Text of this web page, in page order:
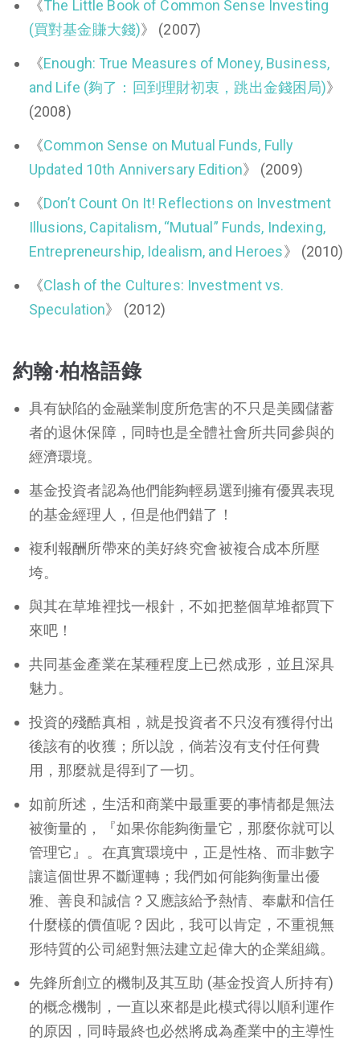
《The Little Book of Common Sense Investing
(買對基金賺大錢)》 (2007)
《Enough: True Measures of Money, Business,
and Life (夠了：回到理財初衷，跳出金錢困局)》
(2008)
《Common Sense on Mutual Funds, Fully
Updated 10th Anniversary Edition》 (2009)
《Don’t Count On It! Reflections on Investment
Illusions, Capitalism, “Mutual” Funds, Indexing,
Entrepreneurship, Idealism, and Heroes》 (2010)
《Clash of the Cultures: Investment vs.
Speculation》 (2012)
約翰·柏格語錄
具有缺陷的金融業制度所危害的不只是美國儲蓄
者的退休保障，同時也是全體社會所共同參與的
經濟環境。
基金投資者認為他們能夠輕易選到擁有優異表現
的基金經理人，但是他們錯了！
複利報酬所帶來的美好終究會被複合成本所壓
垮。
與其在草堆裡找一根針，不如把整個草堆都買下
來吧！
共同基金產業在某種程度上已然成形，並且深具
魅力。
投資的殘酷真相，就是投資者不只沒有獲得付出
後該有的收獲；所以說，倘若沒有支付任何費
用，那麼就是得到了一切。
如前所述，生活和商業中最重要的事情都是無法
被衡量的，『如果你能夠衡量它，那麼你就可以
管理它』。在真實環境中，正是性格、而非數字
讓這個世界不斷運轉；我們如何能夠衡量出優
雅、善良和誠信？又應該給予熱情、奉獻和信任
什麼樣的價值呢？因此，我可以肯定，不重視無
形特質的公司絕對無法建立起偉大的企業組織。
先鋒所創立的機制及其互助 (基金投資人所持有)
的概念機制，一直以來都是此模式得以順利運作
的原因，同時最終也必然將成為產業中的主導性